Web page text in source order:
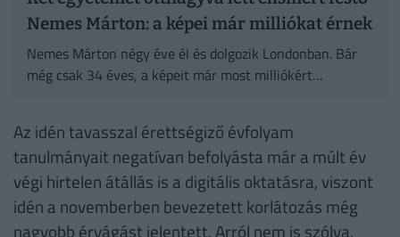
Nemes Márton: a képei már milliókat érnek
Nemes Márton négy éve él és dolgozik Londonban. Bár
még csak 34 éves, a képeit már most milliókért
egyetemre, a BME-re és a Képzőművészetire is járt, de
egyiket sem fejezte be, ennek ellenére már a húszas évei
közepére bekerült a Deák Erika Galériába, ekkor már
képei eladásából élt. "Mindig vannak falak, amiket át kell
törnöm" - vallja Nemes Márton, akivel a
Az idén tavasszal érettségiző évfolyam
tanulmányait negatívan befolyásta már a múlt év
végi hirtelen átállás is a digitális oktatásra, viszont
idén a novemberben bevezetett korlátozás még
nagyobb érvágást jelentett. Arról nem is szólva,